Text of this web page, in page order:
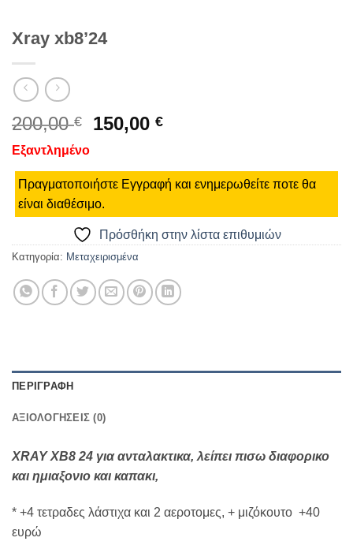
Xray xb8’24
200,00€
Original
200,00 €.
150,00€Η
είναι:
Εξαντλημένο
Πραγματοποιήστε Εγγραφή και ενημερωθείτε ποτε θα
είναι διαθέσιμο.
Πρόσθήκη στην λίστα επιθυμιών
Κατηγορία: Μεταχειρισμένα
ΠΕΡΙΓΡΑΦΉ
ΑΞΙΟΛΟΓΉΣΕΙΣ (0)
XRAY XB8 24 για ανταλακτικα, λείπει πισω διαφορικο
και ημιαξονιο και καπακι,
* +4 τετραδες λάστιχα και 2 αεροτομες, + μιζόκουτο +40
ευρώ